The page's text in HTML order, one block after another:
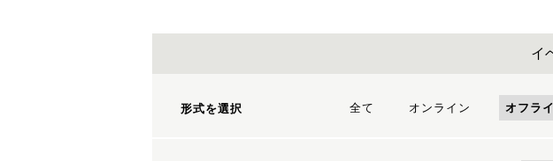
イ
形式を選択 全て オンライン オフラ